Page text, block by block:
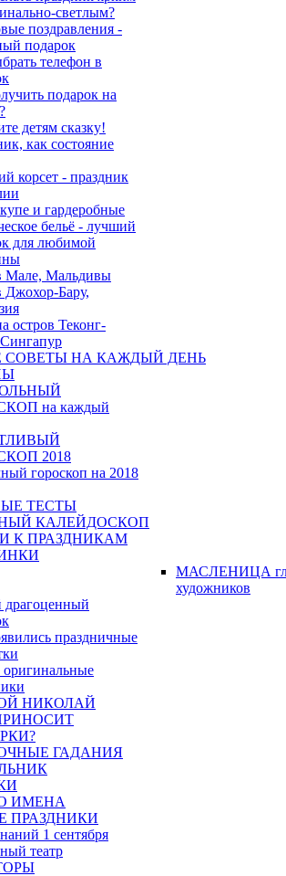
светлым?
поздравления -
подарок
телефон в
подарок на
детям сказку!
как состояние
корсет - праздник
и гардеробные
бельё - лучший
для любимой
Мале, Мальдивы
Джохор-Бару,
остров Теконг-
СОВЕТЫ НА КАЖДЫЙ ДЕНЬ
на каждый
2018
гороскоп на 2018
ТЕСТЫ
КАЛЕЙДОСКОП
К ПРАЗДНИКАМ
МАСЛЕНИЦА
художников
праздничные
НИКОЛАЙ
ГАДАНИЯ
ИМЕНА
ПРАЗДНИКИ
1 сентября
театр